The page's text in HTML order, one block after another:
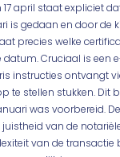
17 april staat expliciet
is gedaan en door de
precies welke
Cruciaal is een
instructies ontvangt
te stellen stukken. Dit
was voorbereid.
van de
van de transactie